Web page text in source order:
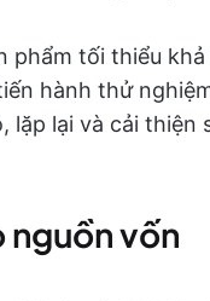
phẩm tối thiểu
hành thử
lặp lại và cải
nguồn vốn